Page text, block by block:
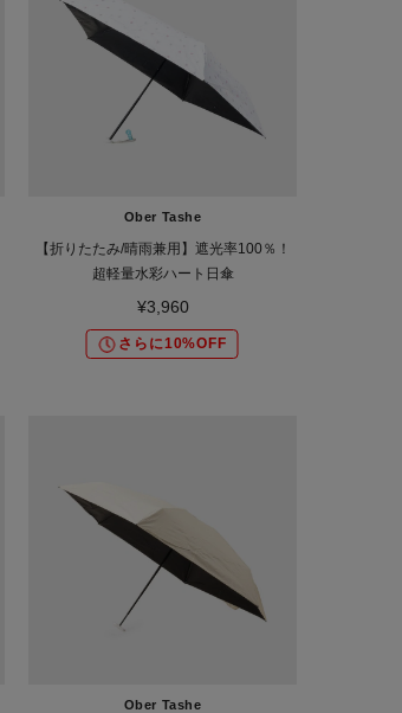
Ober Tashe
【折りたたみ/晴雨兼用】遮光率100％！
超軽量水彩ハート日傘
¥3,960
さらに10%OFF
Ober Tashe